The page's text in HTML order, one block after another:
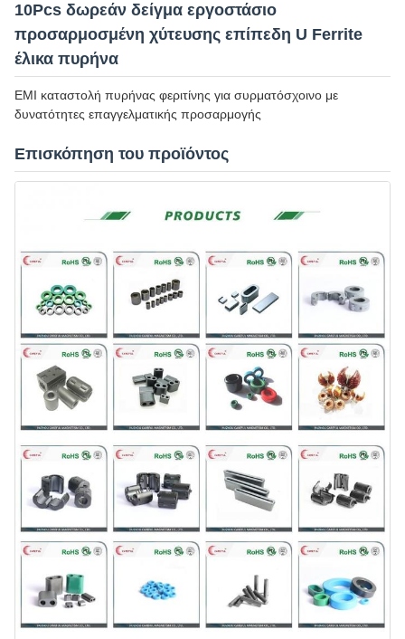
10Pcs δωρεάν δείγμα εργοστάσιο
προσαρμοσμένη χύτευσης επίπεδη U Ferrite
έλικα πυρήνα
ΕΜΙ καταστολή πυρήνας φεριτίνης για συρματόσχοινο με
δυνατότητες επαγγελματικής προσαρμογής
Επισκόπηση του προϊόντος